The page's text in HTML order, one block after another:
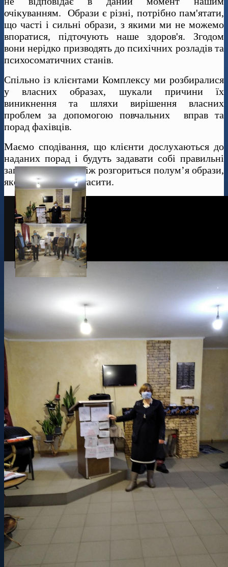
очікуванням. Образи є різні, потрібно пам'ятати,
що часті і сильні образи, з якими ми не можемо
впоратися, підточують наше здоров'я. Згодом
вони нерідко призводять до психічних розладів та
психосоматичних станів.
Спільно із клієнтами Комплексу ми розбиралися
у власних образах, шукали причини їх
виникнення та шляхи вирішення власних
проблем за допомогою повчальних вправ та
порад фахівців.
Маємо сподівання, що клієнти дослухаються до
наданих порад і будуть задавати собі правильні
запитання, перш ніж розгориться полум’я образи,
яке дуже важко загасити.